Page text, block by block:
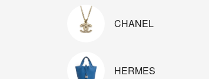
CHANEL
HERMES